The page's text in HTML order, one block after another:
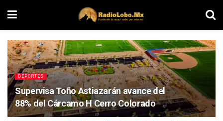
DEPORTES
Supervisa Toño Astiazarán avance del
88% del Cárcamo H Cerro Colorado